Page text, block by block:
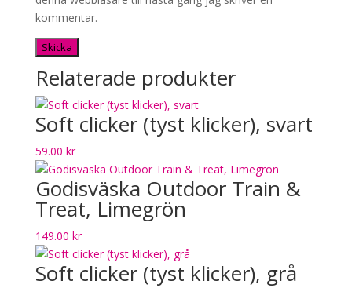
kommentar.
Relaterade produkter
Soft clicker (tyst klicker), svart
59.00 kr
Godisväska Outdoor Train &
Treat, Limegrön
149.00 kr
Soft clicker (tyst klicker), grå